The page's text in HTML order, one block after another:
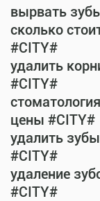
вырвать
сколько
#CITY#
удалить
#CITY#
цены #CITY#
удалить
#CITY#
удаление
#CITY#